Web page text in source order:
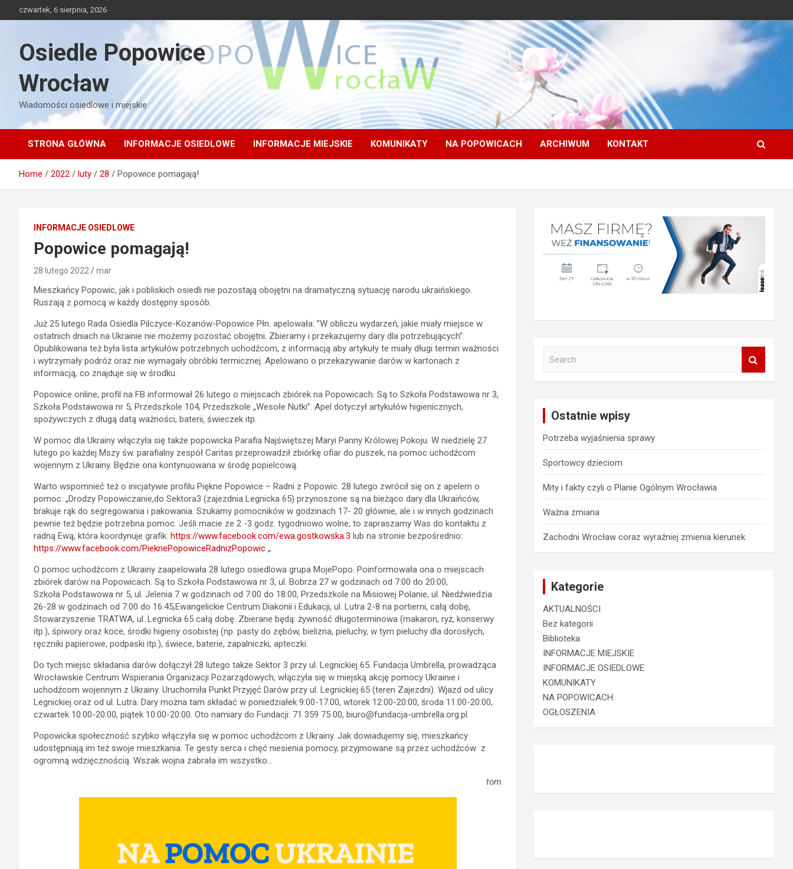
to
czwartek, 6 sierpnia, 2026
Osiedle Popowice
Wrocław
Wiadomości osiedlowe i miejskie
STRONA GŁÓWNA INFORMACJE OSIEDLOWE INFORMACJE MIEJSKIE KOMUNIKATY NA POPOWICACH ARCHIWUM KONTAKT
Home 2022 luty 28 Popowice pomagają!
INFORMACJE OSIEDLOWE
Popowice pomagają!
28 lutego 2022 mar
Mieszkańcy Popowic, jak i pobliskich osiedli nie pozostają obojętni na dramatyczną sytuację narodu ukraińskiego.
Ruszają z pomocą w każdy dostępny sposób.
Już 25 lutego Rada Osiedla Pilczyce-Kozanów-Popowice Płn. apelowała: ”W obliczu wydarzeń, jakie miały miejsce w
ostatnich dniach na Ukrainie nie możemy pozostać obojętni. Zbieramy i przekazujemy dary dla potrzebujących”.
Opublikowana też była lista artykułów potrzebnych uchodźcom, z informacją aby artykuły te miały długi termin ważności
i wytrzymały podróż oraz nie wymagały obróbki termicznej. Apelowano o przekazywanie darów w kartonach z
informacją, co znajduje się w środku.
Popowice online, profil na FB informował 26 lutego o miejscach zbiórek na Popowicach. Są to Szkoła Podstawowa nr 3,
Szkoła Podstawowa nr 5, Przedszkole 104, Przedszkole „Wesołe Nutki”. Apel dotyczył artykułów higienicznych,
spożywczych z długą datą ważności, baterii, świeczek itp.
W pomoc dla Ukrainy włączyła się także popowicka Parafia Najświętszej Maryi Panny Królowej Pokoju. W niedzielę 27
lutego po każdej Mszy św. parafialny zespół Caritas przeprowadził zbiórkę ofiar do puszek, na pomoc uchodźcom
wojennym z Ukrainy. Będzie ona kontynuowana w środę popielcową.
Warto wspomnieć też o inicjatywie profilu Piękne Popowice – Radni z Popowic. 28 lutego zwrócił się on z apelem o
pomoc: „Drodzy Popowiczanie,do Sektora3 (zajezdnia Legnicka 65) przynoszone są na bieżąco dary dla Ukraińców,
brakuje rąk do segregowania i pakowania. Szukamy pomocników w godzinach 17- 20 głównie, ale i w innych godzinach
pewnie też będzie potrzebna pomoc. Jeśli macie ze 2 -3 godz. tygodniowo wolne, to zapraszamy Was do kontaktu z
radną Ewą, która koordynuje grafik: https://www.facebook.com/ewa.gostkowska.3 lub na stronie bezpośrednio:
https://www.facebook.com/PieknePopowiceRadnizPopowic „.
O pomoc uchodźcom z Ukrainy zaapelowała 28 lutego osiedlowa grupa MojePopo. Poinformowała ona o miejscach
zbiórek darów na Popowicach. Są to Szkoła Podstawowa nr 3, ul. Bobrza 27 w godzinach od 7:00 do 20:00,
Szkoła Podstawowa nr 5, ul. Jelenia 7 w godzinach od 7:00 do 18:00, Przedszkole na Misiowej Polanie, ul. Niedźwiedzia
26-28 w godzinach od 7:00 do 16:45,Ewangelickie Centrum Diakonii i Edukacji, ul. Lutra 2-8 na portierni, całą dobę,
Stowarzyszenie TRATWA, ul. Legnicka 65 całą dobę. Zbierane będą: żywność długoterminowa (makaron, ryż, konserwy
itp.), śpiwory oraz koce, środki higieny osobistej (np. pasty do zębów, bielizna, pieluchy, w tym pieluchy dla dorosłych,
ręczniki papierowe, podpaski itp.), świece, baterie, zapalniczki, apteczki.
Do tych miejsc składania darów dołączył 28 lutego także Sektor 3 przy ul. Legnickiej 65. Fundacja Umbrella, prowadząca
Wrocławskie Centrum Wspierania Organizacji Pozarządowych, włączyła się w miejską akcję pomocy Ukrainie i
uchodźcom wojennym z Ukrainy. Uruchomiła Punkt Przyjęć Darów przy ul. Legnickiej 65 (teren Zajezdni). Wjazd od ulicy
Legnickiej oraz od ul. Lutra. Dary można tam składać w poniedziałek 9:00-17:00, wtorek 12:00-20:00, środa 11:00-20:00,
czwartek 10:00-20:00, piątek 10:00-20:00. Oto namiary do Fundacji: 71 359 75 00, biuro@fundacja-umbrella.org.pl.
Popowicka społeczność szybko włączyła się w pomoc uchodźcom z Ukrainy. Jak dowiadujemy się, mieszkańcy
udostępniają im też swoje mieszkania. Te gesty serca i chęć niesienia pomocy, przyjmowane są przez uchodźców z
ogromną wdzięcznością. Wszak wojna zabrała im wszystko…
tom
Ostatnie wpisy
Potrzeba wyjaśnienia sprawy
Sportowcy dzieciom
Mity i fakty czyli o Planie Ogólnym Wrocławia
Ważna zmiana
Zachodni Wrocław coraz wyraźniej zmienia kierunek
Kategorie
AKTUALNOŚCI
Bez kategorii
Biblioteka
INFORMACJE MIEJSKIE
INFORMACJE OSIEDLOWE
KOMUNIKATY
NA POPOWICACH
OGŁOSZENIA